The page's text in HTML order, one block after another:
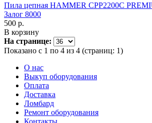
Пила цепная HAMMER CPP2200С
Залог 8000
500 р.
В корзину
На странице:
Показано с 1 по 4 из 4 (страниц: 1)
О нас
Выкуп оборудования
Оплата
Доставка
Ломбард
Ремонт оборудования
Контакты